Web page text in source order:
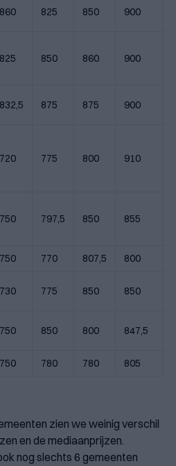
860 825 850 900
825 850 860 900
832,5 875 875 900
720 775 800 910
750 797,5 850 855
750 770 807,5 800
730 775 850 850
750 850 800 847,5
750 780 780 805
zien we weinig verschil
en de mediaanprijzen.
nog slechts 6 gemeenten